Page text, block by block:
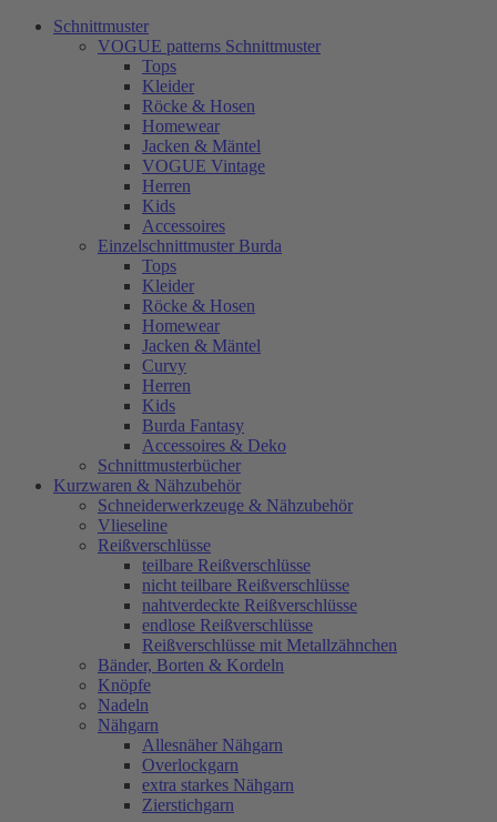
Schnittmuster
VOGUE patterns Schnittmuster
Tops
Kleider
Röcke & Hosen
Homewear
Jacken & Mäntel
VOGUE Vintage
Herren
Kids
Accessoires
Einzelschnittmuster Burda
Tops
Kleider
Röcke & Hosen
Homewear
Jacken & Mäntel
Curvy
Herren
Kids
Burda Fantasy
Accessoires & Deko
Schnittmusterbücher
Kurzwaren & Nähzubehör
Schneiderwerkzeuge & Nähzubehör
Vlieseline
Reißverschlüsse
teilbare Reißverschlüsse
nicht teilbare Reißverschlüsse
nahtverdeckte Reißverschlüsse
endlose Reißverschlüsse
Reißverschlüsse mit Metallzähnchen
Bänder, Borten & Kordeln
Knöpfe
Nadeln
Nähgarn
Allesnäher Nähgarn
Overlockgarn
extra starkes Nähgarn
Zierstichgarn